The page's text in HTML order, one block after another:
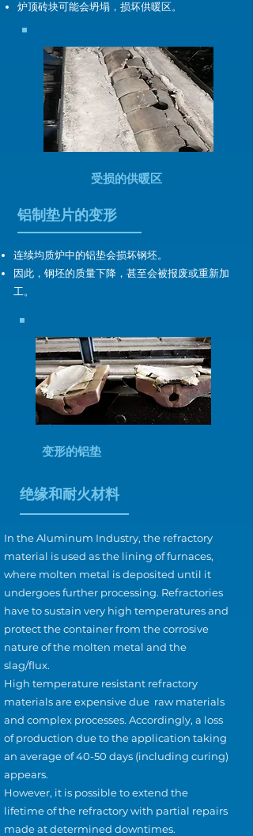
炉顶砖块可能会坍塌，损坏供暖区。
受损的供暖区
铝制垫片的变形
连续均质炉中的铝垫会损坏钢坯。
因此，钢坯的质量下降，甚至会被报废或重新加
工。
变形的铝垫
绝缘和耐火材料
In the Aluminum Industry, the refractory
material is used as the lining of furnaces,
where molten metal is deposited until it
undergoes further processing. Refractories
have to sustain very high temperatures and
protect the container from the corrosive
nature of the molten metal and the
slag/flux.
High temperature resistant refractory
materials are expensive due raw materials
and complex processes. Accordingly, a loss
of production due to the application taking
an average of 40-50 days (including curing)
appears.
However, it is possible to extend the
lifetime of the refractory with partial repairs
made at determined downtimes.